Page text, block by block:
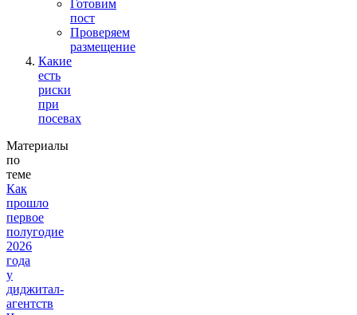
Готовим
пост
Проверяем
размещение
Какие
есть
риски
при
посевах
Материалы
по
теме
Как
прошло
первое
полугодие
2026
года
у
диджитал-
агентств